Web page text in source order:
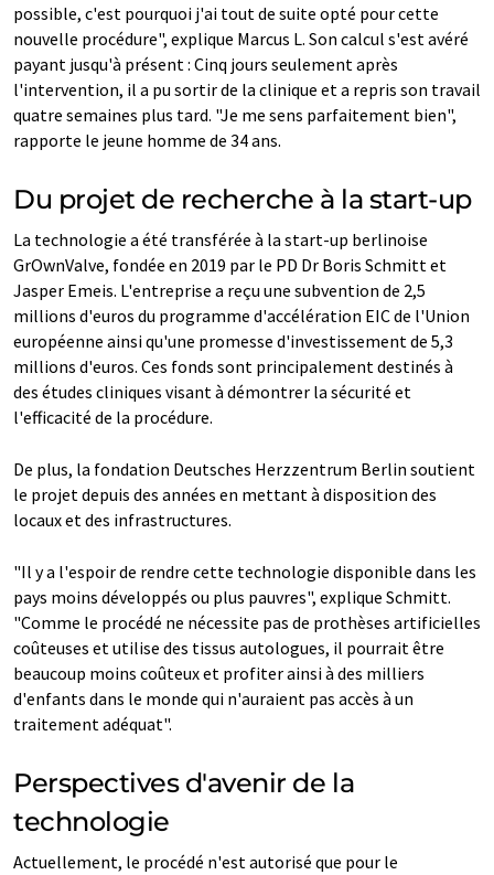
possible, c'est pourquoi j'ai tout de suite opté pour cette
nouvelle procédure", explique Marcus L. Son calcul s'est avéré
payant jusqu'à présent : Cinq jours seulement après
l'intervention, il a pu sortir de la clinique et a repris son travail
quatre semaines plus tard. "Je me sens parfaitement bien",
rapporte le jeune homme de 34 ans.
Du projet de recherche à la start-up
La technologie a été transférée à la start-up berlinoise
GrOwnValve, fondée en 2019 par le PD Dr Boris Schmitt et
Jasper Emeis. L'entreprise a reçu une subvention de 2,5
millions d'euros du programme d'accélération EIC de l'Union
européenne ainsi qu'une promesse d'investissement de 5,3
millions d'euros. Ces fonds sont principalement destinés à
des études cliniques visant à démontrer la sécurité et
l'efficacité de la procédure.
De plus, la fondation Deutsches Herzzentrum Berlin soutient
le projet depuis des années en mettant à disposition des
locaux et des infrastructures.
"Il y a l'espoir de rendre cette technologie disponible dans les
pays moins développés ou plus pauvres", explique Schmitt.
"Comme le procédé ne nécessite pas de prothèses artificielles
coûteuses et utilise des tissus autologues, il pourrait être
beaucoup moins coûteux et profiter ainsi à des milliers
d'enfants dans le monde qui n'auraient pas accès à un
traitement adéquat".
Perspectives d'avenir de la
technologie
Actuellement, le procédé n'est autorisé que pour le